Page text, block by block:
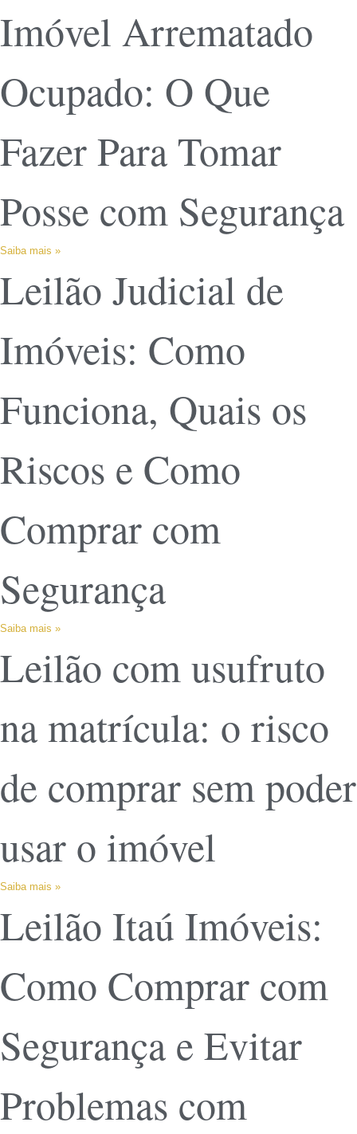
Imóvel Arrematado
Ocupado: O Que
Fazer Para Tomar
Posse com Segurança
Saiba mais »
Leilão Judicial de
Imóveis: Como
Funciona, Quais os
Riscos e Como
Comprar com
Segurança
Saiba mais »
Leilão com usufruto
na matrícula: o risco
de comprar sem poder
usar o imóvel
Saiba mais »
Leilão Itaú Imóveis:
Como Comprar com
Segurança e Evitar
Problemas com